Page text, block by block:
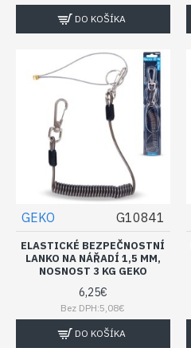
DO KOŠÍKA
GEKO G10841
ELASTICKÉ BEZPEČNOSTNÍ
LANKO NA NÁŘADÍ 1,5 MM,
NOSNOST 3 KG GEKO
6,25€
Bez DPH:5,08€
DO KOŠÍKA